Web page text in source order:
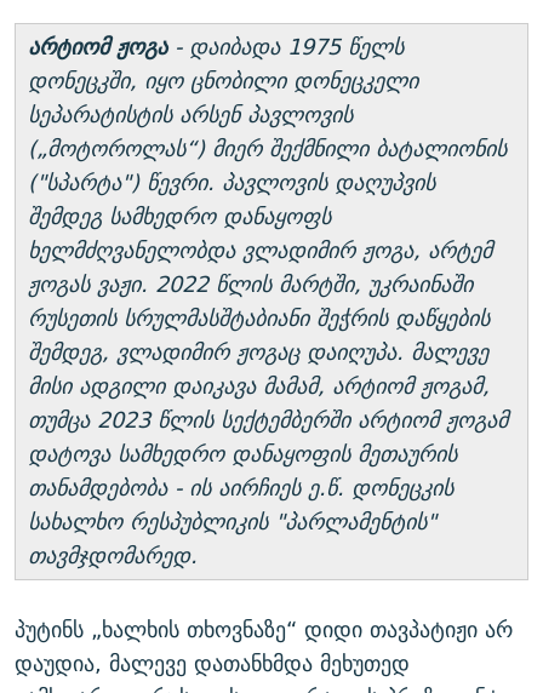
არტიომ ჟოგა- დაიბადა 1975 წელს
დონეცკში, იყო ცნობილი დონეცკელი
სეპარატისტის არსენ პავლოვის
(„მოტოროლას“) მიერ შექმნილი ბატალიონის
("სპარტა") წევრი. პავლოვის დაღუპვის
შემდეგ სამხედრო დანაყოფს
ხელმძღვანელობდა ვლადიმირ ჟოგა, არტემ
ჟოგას ვაჟი. 2022 წლის მარტში, უკრაინაში
რუსეთის სრულმასშტაბიანი შეჭრის დაწყების
შემდეგ, ვლადიმირ ჟოგაც დაიღუპა. მალევე
მისი ადგილი დაიკავა მამამ, არტიომ ჟოგამ,
თუმცა 2023 წლის სექტემბერში არტიომ ჟოგამ
დატოვა სამხედრო დანაყოფის მეთაურის
თანამდებობა - ის აირჩიეს ე.წ. დონეცკის
სახალხო რესპუბლიკის "პარლამენტის"
თავმჯდომარედ.
პუტინს „ხალხის თხოვნაზე“ დიდი თავპატიჟი არ
დაუდია, მალევე დათანხმდა მეხუთედ